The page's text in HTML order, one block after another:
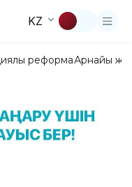
KZ
реформаАрнайы